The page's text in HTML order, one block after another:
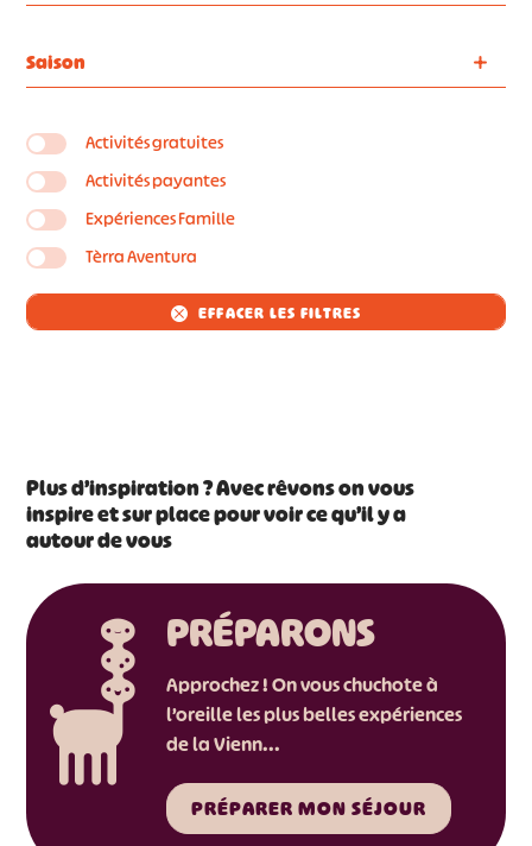
Saison
Activités gratuites
Activités payantes
Expériences Famille
Tèrra Aventura
EFFACER LES FILTRES
Plus d’inspiration ? Avec rêvons on vous
inspire et sur place pour voir ce qu’il y a
autour de vous
PRÉPARONS
Approchez ! On vous chuchote à
l’oreille les plus belles expériences
de la Vienn...
PRÉPARER MON SÉJOUR